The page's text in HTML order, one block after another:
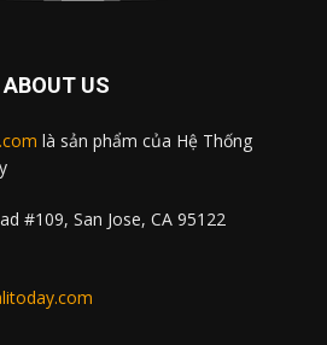
ABOUT US
là sản phẩm của Hệ Thống
#109, San Jose, CA 95122